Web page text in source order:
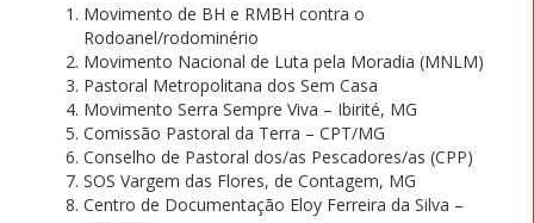
Movimento de BH e RMBH contra o
Rodoanel/rodominério
Movimento Nacional de Luta pela Moradia (MNLM)
Pastoral Metropolitana dos Sem Casa
Movimento Serra Sempre Viva – Ibirité, MG
Comissão Pastoral da Terra – CPT/MG
Conselho de Pastoral dos/as Pescadores/as (CPP)
SOS Vargem das Flores, de Contagem, MG
Centro de Documentação Eloy Ferreira da Silva –